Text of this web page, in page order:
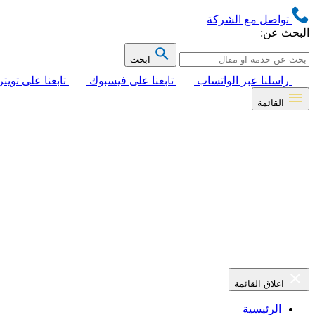
تواصل مع الشركة
البحث عن:
ابحث
راسلنا عبر الواتساب تابعنا على فيسبوك تابعنا على
القائمة
اغلاق القائمة
الرئيسية